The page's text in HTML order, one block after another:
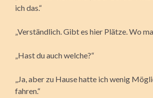
ich das.“
„Verständlich. Gibt es hier Plätze. Wo
„Hast du auch welche?“
„Ja, aber zu Hause hatte ich wenig
fahren.“